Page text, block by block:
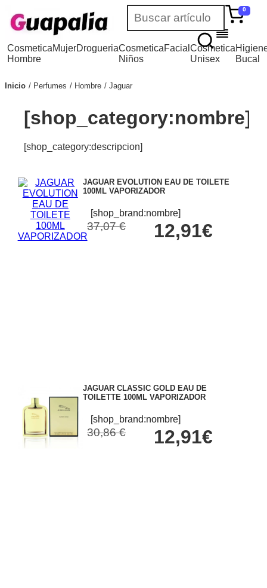
0
Cosmetica
Hombre
MujerDrogueriaCosmetica
Niños
FacialCosmetica
Unisex
Bucal
Inicio Perfumes Hombre Jaguar
[shop_category:nombre]
[shop_category:descripcion]
JAGUAR EVOLUTION EAU DE TOILETE
100ML VAPORIZADOR
[shop_brand:nombre]
37,07 € 12,91€
JAGUAR CLASSIC GOLD EAU DE
TOILETTE 100ML VAPORIZADOR
[shop_brand:nombre]
30,86 € 12,91€